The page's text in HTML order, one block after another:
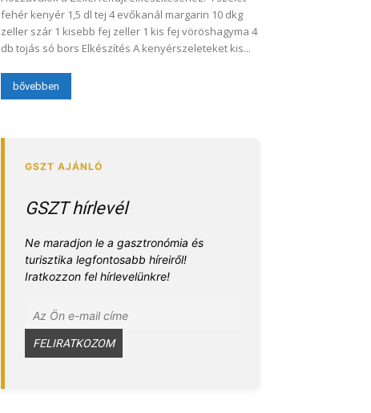
fehér kenyér 1,5 dl tej 4 evőkanál margarin 10 dkg
zeller szár 1 kisebb fej zeller 1 kis fej vöröshagyma 4
db tojás só bors Elkészítés A kenyérszeleteket kis...
bővebben
GSZT hírlevél
Ne maradjon le a gasztronómia és
turisztika legfontosabb híreiről!
Iratkozzon fel hírlevelünkre!